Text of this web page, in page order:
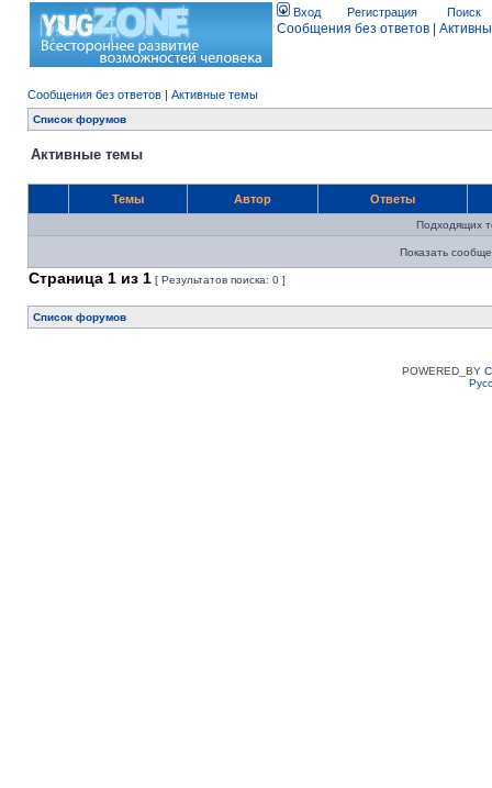
Вход Регистрация Поиск
Сообщения без ответов
Сообщения без ответов | Активные темы
Список форумов
Активные темы
Темы Автор Ответы
Подходящих
Показать
Страница 1 из 1 [ Результатов поиска: 0 ]
Список форумов
POWERED_BY